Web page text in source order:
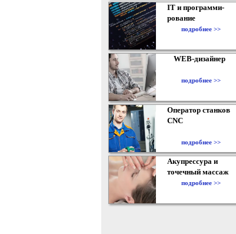
IT и программи-
рование
подробнее >>
WEB-дизайнер
подробнее >>
Оператор станков
CNC
подробнее >>
Акупрессура и
точечный массаж
подробнее >>